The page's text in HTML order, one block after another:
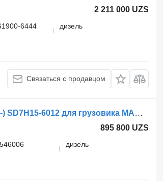
2 211 000 UZS
6444
дизель
Связаться с продавцом
Компрессор кондиционера Sanden TGL 8.220 (01.05-) SD7H15-6012 для грузовика MAN TGL, TGM, TGS, TGX (2005-2021)
895 800 UZS
дизель